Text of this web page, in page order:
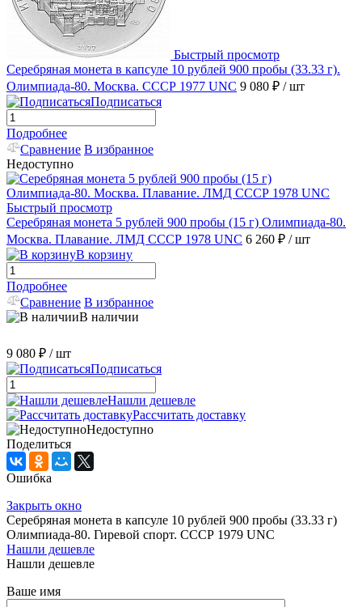
Быстрый просмотр
Серебряная монета в капсуле 10 рублей 900 пробы (33.33 г).
Олимпиада-80. Москва. СССР 1977 UNC 9 080 ₽ / шт
Подписаться
Подробнее
Сравнение В избранное
Недоступно
Быстрый просмотр
Серебряная монета 5 рублей 900 пробы (15 г) Олимпиада-80.
Москва. Плавание. ЛМД СССР 1978 UNC 6 260 ₽ / шт
В корзину
Подробнее
Сравнение В избранное
В наличии
9 080 ₽ / шт
Подписаться
Нашли дешевле
Рассчитать доставку
Недоступно
Поделиться
Ошибка
Закрыть окно
Серебряная монета в капсуле 10 рублей 900 пробы (33.33 г)
Олимпиада-80. Гиревой спорт. СССР 1979 UNC
Нашли дешевле
Нашли дешевле
Ваше имя